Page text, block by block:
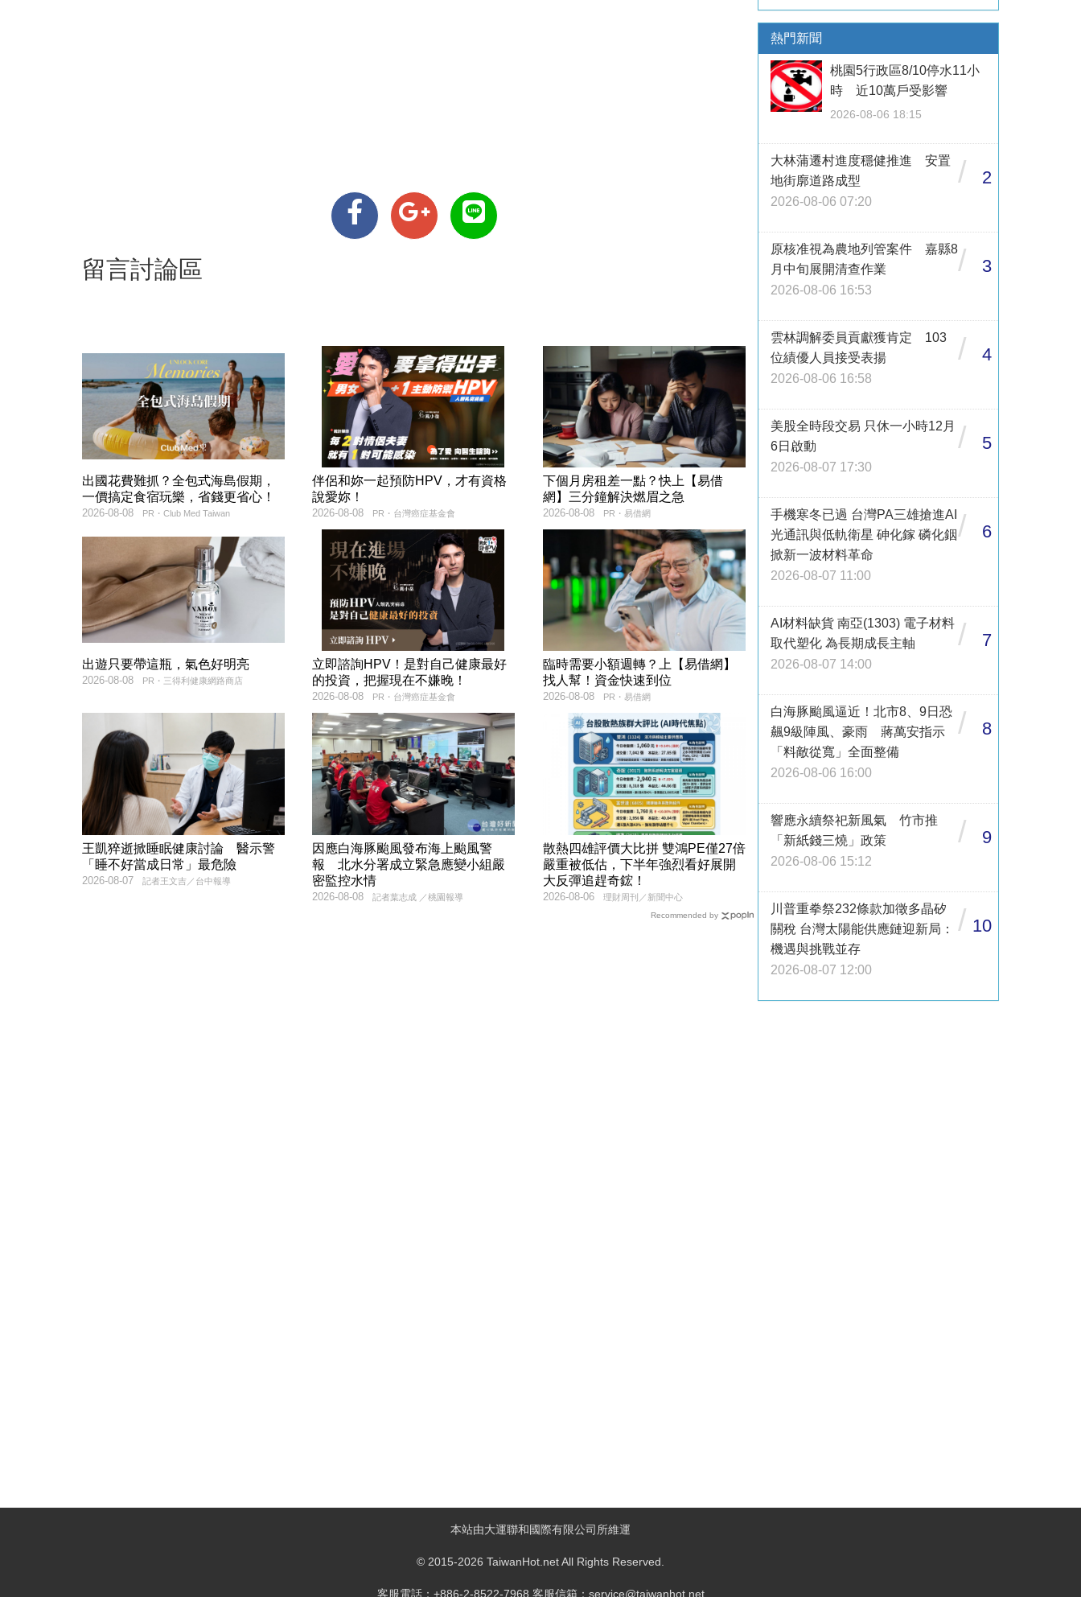
留言討論區
出國花費難抓？全包式海島假期，
一價搞定食宿玩樂，省錢更省心！
PR・Club Med Taiwan
2026-08-08
伴侶和妳一起預防HPV，才有資格
說愛妳！
PR・台灣癌症基金會
2026-08-08
下個月房租差一點？快上【易借
網】三分鐘解決燃眉之急
PR・易借網
2026-08-08
出遊只要帶這瓶，氣色好明亮
PR・三得利健康網路商店
2026-08-08
立即諮詢HPV！是對自己健康最好
的投資，把握現在不嫌晚！
PR・台灣癌症基金會
2026-08-08
臨時需要小額週轉？上【易借網】
找人幫！資金快速到位
PR・易借網
2026-08-08
王凱猝逝掀睡眠健康討論 醫示警
「睡不好當成日常」最危險
記者王文吉／台中報導
2026-08-07
因應白海豚颱風發布海上颱風警
報 北水分署成立緊急應變小組嚴
密監控水情
記者葉志成 ／桃園報導
2026-08-08
散熱四雄評價大比拼 雙鴻PE僅27倍
嚴重被低估，下半年強烈看好展開
大反彈追趕奇鋐！
理財周刊／新聞中心
2026-08-06
Recommended by
熱門新聞
桃園5行政區8/10停水11小
時 近10萬戶受影響
2026-08-06 18:15
大林蒲遷村進度穩健推進 安置
地街廓道路成型
2026-08-06 07:20
/ 2
原核准視為農地列管案件 嘉縣8
月中旬展開清查作業
2026-08-06 16:53
/ 3
雲林調解委員貢獻獲肯定 103
位績優人員接受表揚
2026-08-06 16:58
/ 4
美股全時段交易 只休一小時12月
6日啟動
2026-08-07 17:30
/ 5
手機寒冬已過 台灣PA三雄搶進AI
光通訊與低軌衛星 砷化鎵 磷化銦
掀新一波材料革命
2026-08-07 11:00
/ 6
AI材料缺貨 南亞(1303) 電子材料
取代塑化 為長期成長主軸
2026-08-07 14:00
/ 7
白海豚颱風逼近！北市8、9日恐
飆9級陣風、豪雨 蔣萬安指示
「料敵從寬」全面整備
2026-08-06 16:00
/ 8
響應永續祭祀新風氣 竹市推
「新紙錢三燒」政策
2026-08-06 15:12
/ 9
川普重拳祭232條款加徵多晶矽
關稅 台灣太陽能供應鏈迎新局：
機遇與挑戰並存
2026-08-07 12:00
/ 10
本站由大運聯和國際有限公司所維運
© 2015-2026 TaiwanHot.net All Rights Reserved.
客服電話：+886-2-8522-7968 客服信箱：service@taiwanhot.net